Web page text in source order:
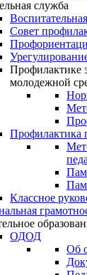
служба
Совет
Профилактике
молодежной
Профилактика
Классное
ОДОД
Об